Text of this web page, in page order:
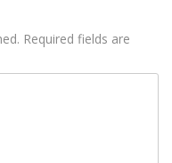
Required fields are